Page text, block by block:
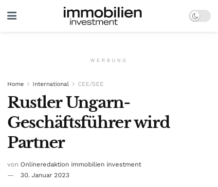
WERBUNG
Home International CEE/SEE
Rustler Ungarn-
Geschäftsführer wird
Partner
von Onlineredaktion immobilien investment
30. Januar 2023